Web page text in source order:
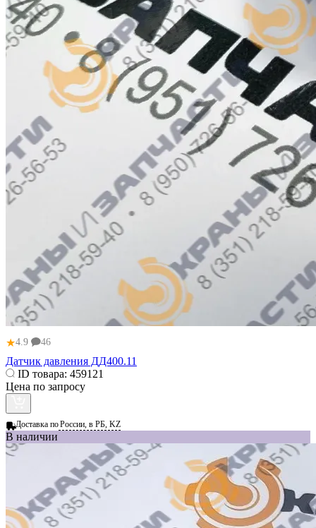
★4.9 46
Датчик давления ДД400.11
ID товара: 459121
Цена по запросу
Доставка поРоссии, в РБ, KZ
В наличии